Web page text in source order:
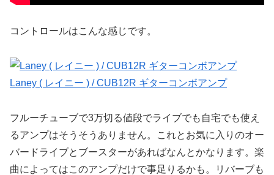
コントロールはこんな感じです。
Laney ( レイニー ) / CUB12R ギターコンボアンプ
フルーチューブで3万切る値段でライブでも自宅でも使え
るアンプはそうそうありません。これとお気に入りのオー
バードライブとブースターがあればなんとかなります。楽
曲によってはこのアンプだけで事足りるかも。リバーブも